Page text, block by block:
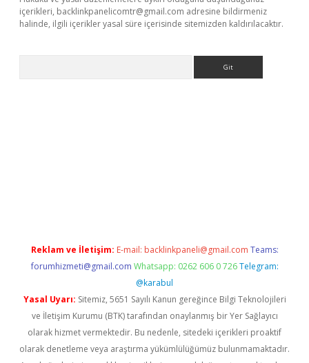
içerikleri, backlinkpanelicomtr@gmail.com adresine bildirmeniz
halinde, ilgili içerikler yasal süre içerisinde sitemizden kaldırılacaktır.
Reklam ve İletişim: E-mail: backlinkpaneli@gmail.com Teams:
forumhizmeti@gmail.com Whatsapp: 0262 606 0 726 Telegram:
@karabul
Yasal Uyarı: Sitemiz, 5651 Sayılı Kanun gereğince Bilgi Teknolojileri
ve İletişim Kurumu (BTK) tarafından onaylanmış bir Yer Sağlayıcı
olarak hizmet vermektedir. Bu nedenle, sitedeki içerikleri proaktif
olarak denetleme veya araştırma yükümlülüğümüz bulunmamaktadır.